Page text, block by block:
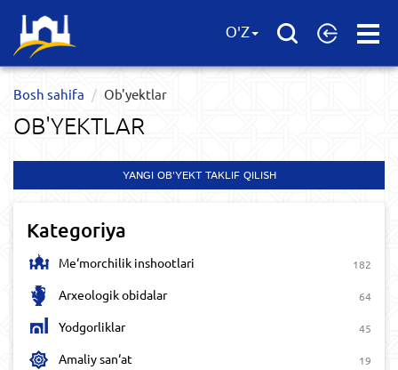
Open
O'Z
Bosh sahifa Ob'yektlar​
OB'YEKTLAR​
YANGI OB'YEKT TAKLIF QILISH
Kategoriya
Me‘morchilik inshootlari 182
Arxeologik obidalar 64
Yodgorliklar 45
Amaliy san‘at 19